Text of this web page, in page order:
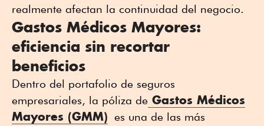
realmente afectan la continuidad del negocio.
Gastos Médicos Mayores:
eficiencia sin recortar
beneficios
Dentro del portafolio de seguros
empresariales, la póliza de Gastos Médicos
Mayores (GMM) es una de las más